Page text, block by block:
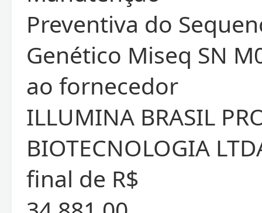
Preventiva do
Genético Miseq SN
ao fornecedor
ILLUMINA BRASIL
BIOTECNOLOGIA
final de R$